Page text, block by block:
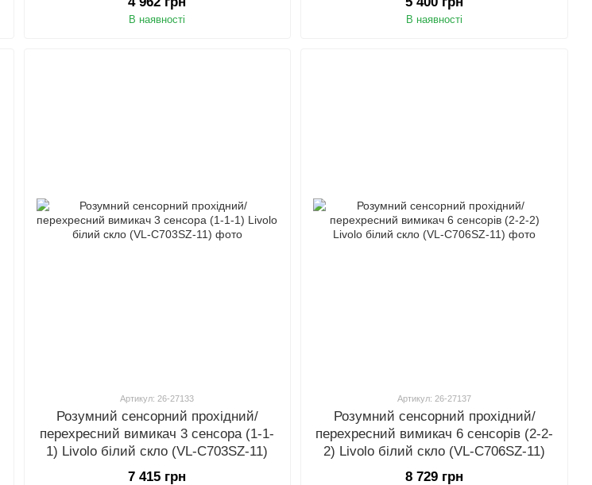
В наявності В наявності
Артикул: 26-27133
Розумний сенсорний прохідний/
перехресний вимикач 3 сенсора (1-1-
1) Livolo білий скло (VL-C703SZ-11)
7 415 грн
Артикул: 26-27137
Розумний сенсорний прохідний/
перехресний вимикач 6 сенсорів (2-2-
2) Livolo білий скло (VL-C706SZ-11)
8 729 грн